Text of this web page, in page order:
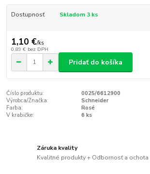
Dostupnosť Skladom 3 ks
1,10 €/ks
0,89 € bez DPH
Pridať do košíka
Číslo produktu:
0025/6612900
Výrobca/Značka:
Schneider
Farba:
Rosé
V krabičke:
6 ks
Záruka kvality
Kvalitné produkty + Odbornosť a ochota